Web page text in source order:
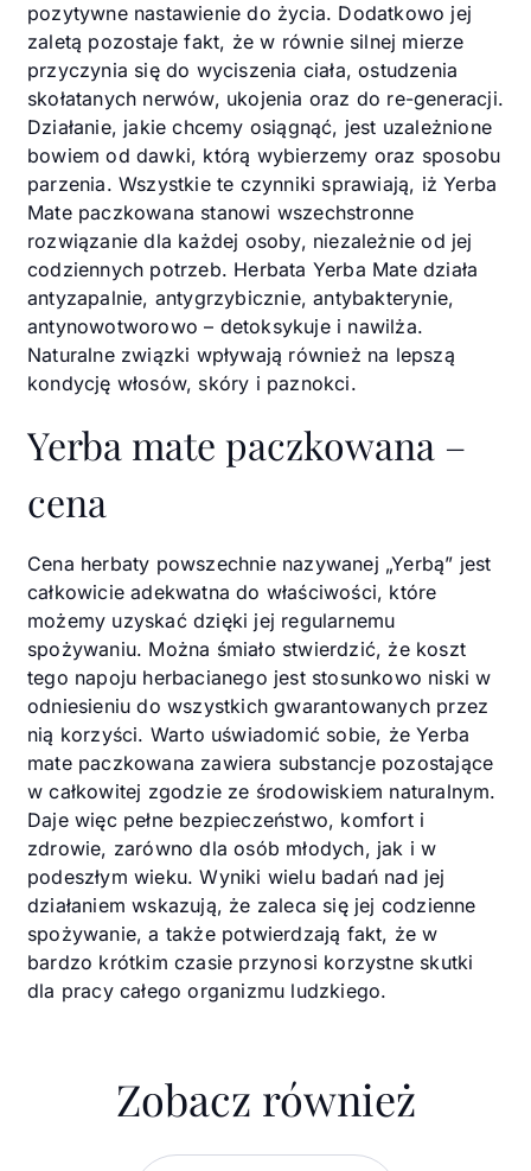
pozytywne nastawienie do życia. Dodatkowo jej
zaletą pozostaje fakt, że w równie silnej mierze
przyczynia się do wyciszenia ciała, ostudzenia
skołatanych nerwów, ukojenia oraz do re-generacji.
Działanie, jakie chcemy osiągnąć, jest uzależnione
bowiem od dawki, którą wybierzemy oraz sposobu
parzenia. Wszystkie te czynniki sprawiają, iż Yerba
Mate paczkowana stanowi wszechstronne
rozwiązanie dla każdej osoby, niezależnie od jej
codziennych potrzeb. Herbata Yerba Mate działa
antyzapalnie, antygrzybicznie, antybakterynie,
antynowotworowo – detoksykuje i nawilża.
Naturalne związki wpływają również na lepszą
kondycję włosów, skóry i paznokci.
Yerba mate paczkowana –
cena
Cena herbaty powszechnie nazywanej „Yerbą” jest
całkowicie adekwatna do właściwości, które
możemy uzyskać dzięki jej regularnemu
spożywaniu. Można śmiało stwierdzić, że koszt
tego napoju herbacianego jest stosunkowo niski w
odniesieniu do wszystkich gwarantowanych przez
nią korzyści. Warto uświadomić sobie, że Yerba
mate paczkowana zawiera substancje pozostające
w całkowitej zgodzie ze środowiskiem naturalnym.
Daje więc pełne bezpieczeństwo, komfort i
zdrowie, zarówno dla osób młodych, jak i w
podeszłym wieku. Wyniki wielu badań nad jej
działaniem wskazują, że zaleca się jej codzienne
spożywanie, a także potwierdzają fakt, że w
bardzo krótkim czasie przynosi korzystne skutki
dla pracy całego organizmu ludzkiego.
Zobacz również